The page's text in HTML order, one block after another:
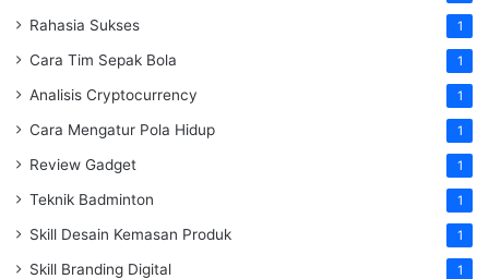
Rahasia Sukses 1
Cara Tim Sepak Bola 1
Analisis Cryptocurrency 1
Cara Mengatur Pola Hidup 1
Review Gadget 1
Teknik Badminton 1
Skill Desain Kemasan Produk 1
Skill Branding Digital 1